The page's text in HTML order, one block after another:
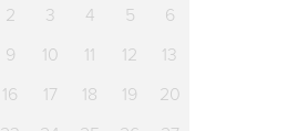
2 3 4 5
6
9 10 11 12
13
16 17 18 19
20